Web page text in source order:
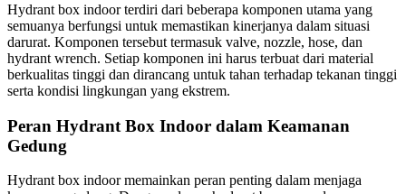
Hydrant box indoor terdiri dari beberapa komponen utama yang
semuanya berfungsi untuk memastikan kinerjanya dalam situasi
darurat. Komponen tersebut termasuk valve, nozzle, hose, dan
hydrant wrench. Setiap komponen ini harus terbuat dari material
berkualitas tinggi dan dirancang untuk tahan terhadap tekanan tinggi
serta kondisi lingkungan yang ekstrem.
Peran Hydrant Box Indoor dalam Keamanan
Gedung
Hydrant box indoor memainkan peran penting dalam menjaga